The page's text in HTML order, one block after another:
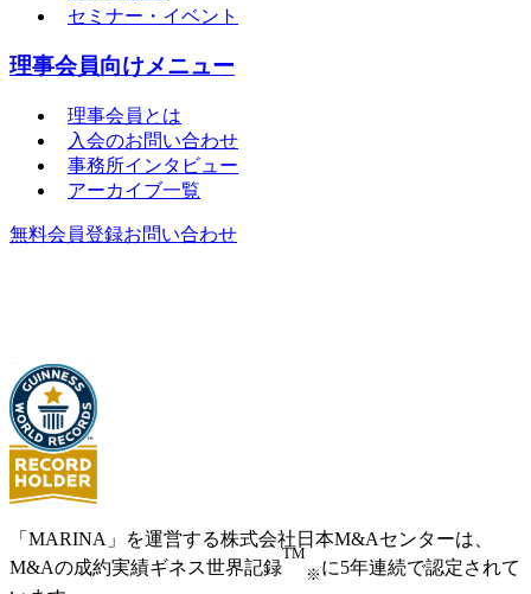
セミナー・イベント
理事会員向けメニュー
理事会員とは
入会のお問い合わせ
事務所インタビュー
アーカイブ一覧
無料会員登録お問い合わせ
「MARINA」を運営する株式会社日本M&Aセンターは、
M&Aの成約実績ギネス世界記録
TM
※ に5年連続で認定されて